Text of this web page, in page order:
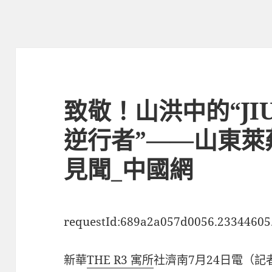
致敬！山洪中的
逆行者”——山東萊
見聞_中國網
新華THE R3 寓所社濟南7月24日電（記